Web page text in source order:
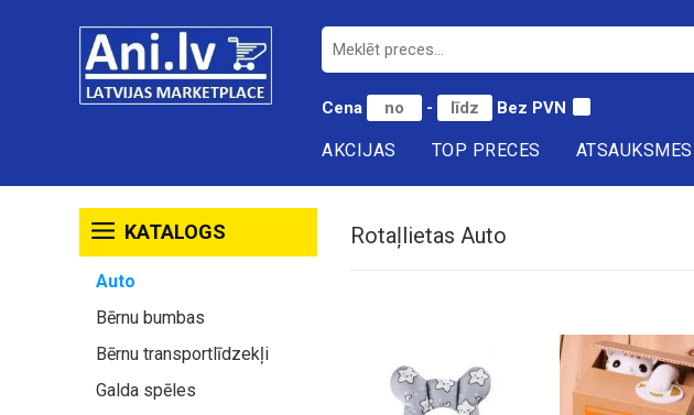
Cena - Bez PVN
AKCIJAS TOP PRECES ATSAUKSMES
KATALOGS
Auto
Bērnu bumbas
Bērnu transportlīdzekļi
Galda spēles
Rotaļlietas Auto